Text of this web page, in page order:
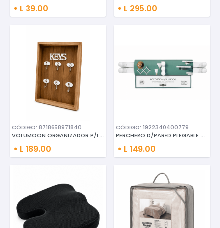
L 39.00 L 295.00
CÓDIGO: 8718658971840
VOLUMOON ORGANIZADOR P/LLAVES
L 189.00
CÓDIGO: 1922340400779
PERCHERO D/PARED PLEGABLE C/7
L 149.00